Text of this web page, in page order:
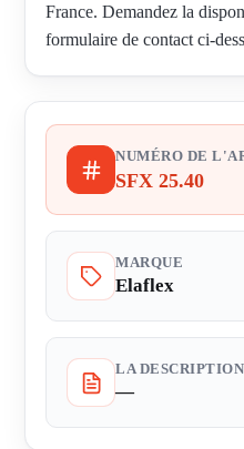
France. Demandez la
formulaire de contact ci-
NUMÉRO DE
SFX 25.40
MARQUE
Elaflex
LA DESCRIPTION
—